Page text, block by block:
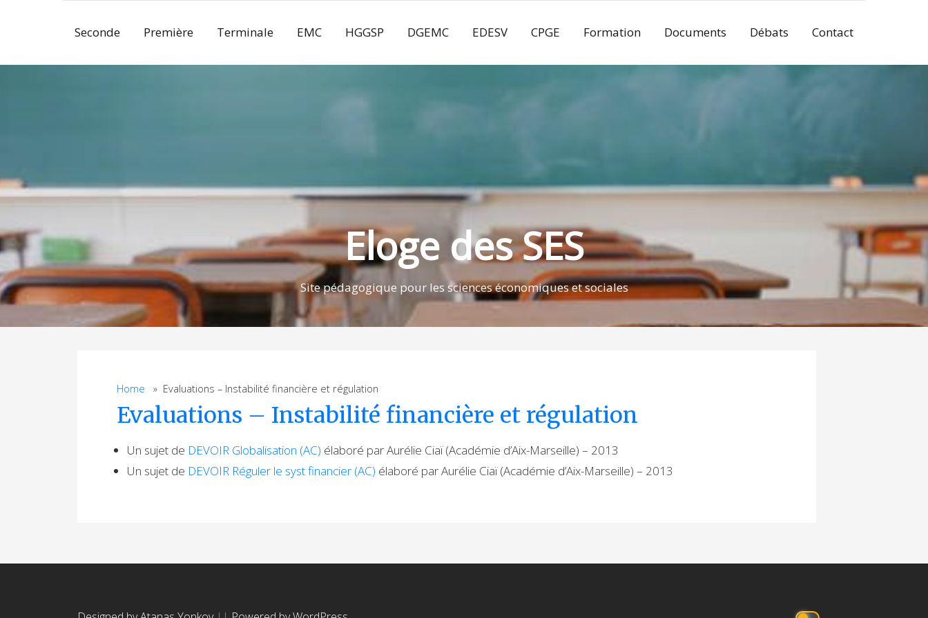
Seconde Première Terminale EMC HGGSP DGEMC EDESV CPGE Formation Documents Débats Contact
Eloge des SES
Site pédagogique pour les sciences économiques et sociales
Home » Evaluations – Instabilité financière et régulation
Evaluations – Instabilité financière et régulation
Un sujet de DEVOIR Globalisation (AC) élaboré par Aurélie Ciaï (Académie d’Aix-Marseille) – 2013
Un sujet de DEVOIR Réguler le syst financier (AC) élaboré par Aurélie Ciaï (Académie d’Aix-Marseille) – 2013